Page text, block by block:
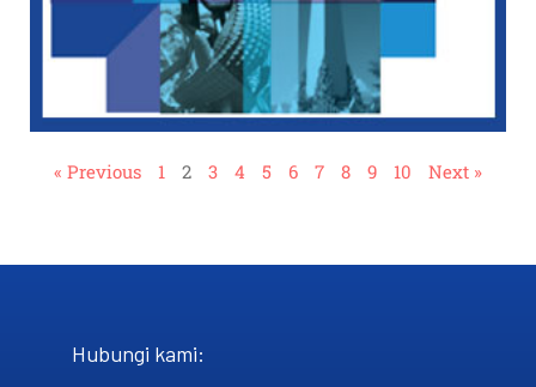
« Previous 1 2 3 4 5 6 7 8 9 10 Next »
Hubungi kami​: